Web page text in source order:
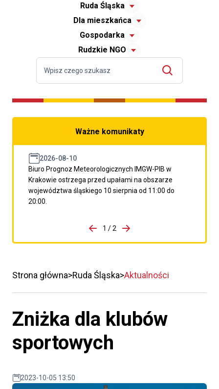
Ruda Śląska
Dla mieszkańca
Gospodarka
Rudzkie NGO
Ważne komunikaty
2026-08-10
Biuro Prognoz Meteorologicznych IMGW-PIB w
Krakowie ostrzega przed upałami na obszarze
województwa śląskiego 10 sierpnia od 11:00 do
20:00.
porzpedniego komunikatu
1 / 2
Przejdź do następnego
Strona główna Ruda Śląska Aktualności
Zniżka dla klubów
sportowych
2023-10-05 13:50